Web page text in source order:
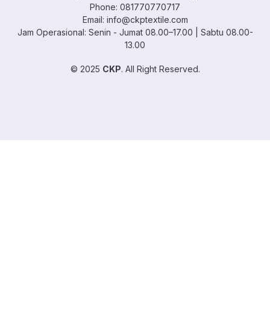
Phone: 081770770717
Email: info@ckptextile.com
Jam Operasional: Senin - Jumat 08.00–17.00 | Sabtu 08.00-
13.00
© 2025 CKP. All Right Reserved.